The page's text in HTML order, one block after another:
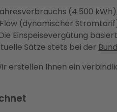
(4.500
(dynamischer
Einspeisevergütung
Sätze stets bei der
erstellen Ihnen ein